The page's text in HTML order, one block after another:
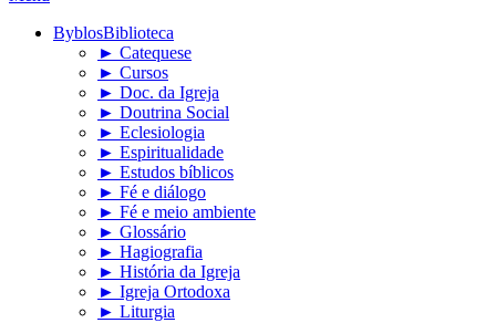
ByblosBiblioteca
► Catequese
► Cursos
► Doc. da Igreja
► Doutrina Social
► Eclesiologia
► Espiritualidade
► Estudos bíblicos
► Fé e diálogo
► Fé e meio ambiente
► Glossário
► Hagiografia
► História da Igreja
► Igreja Ortodoxa
► Liturgia